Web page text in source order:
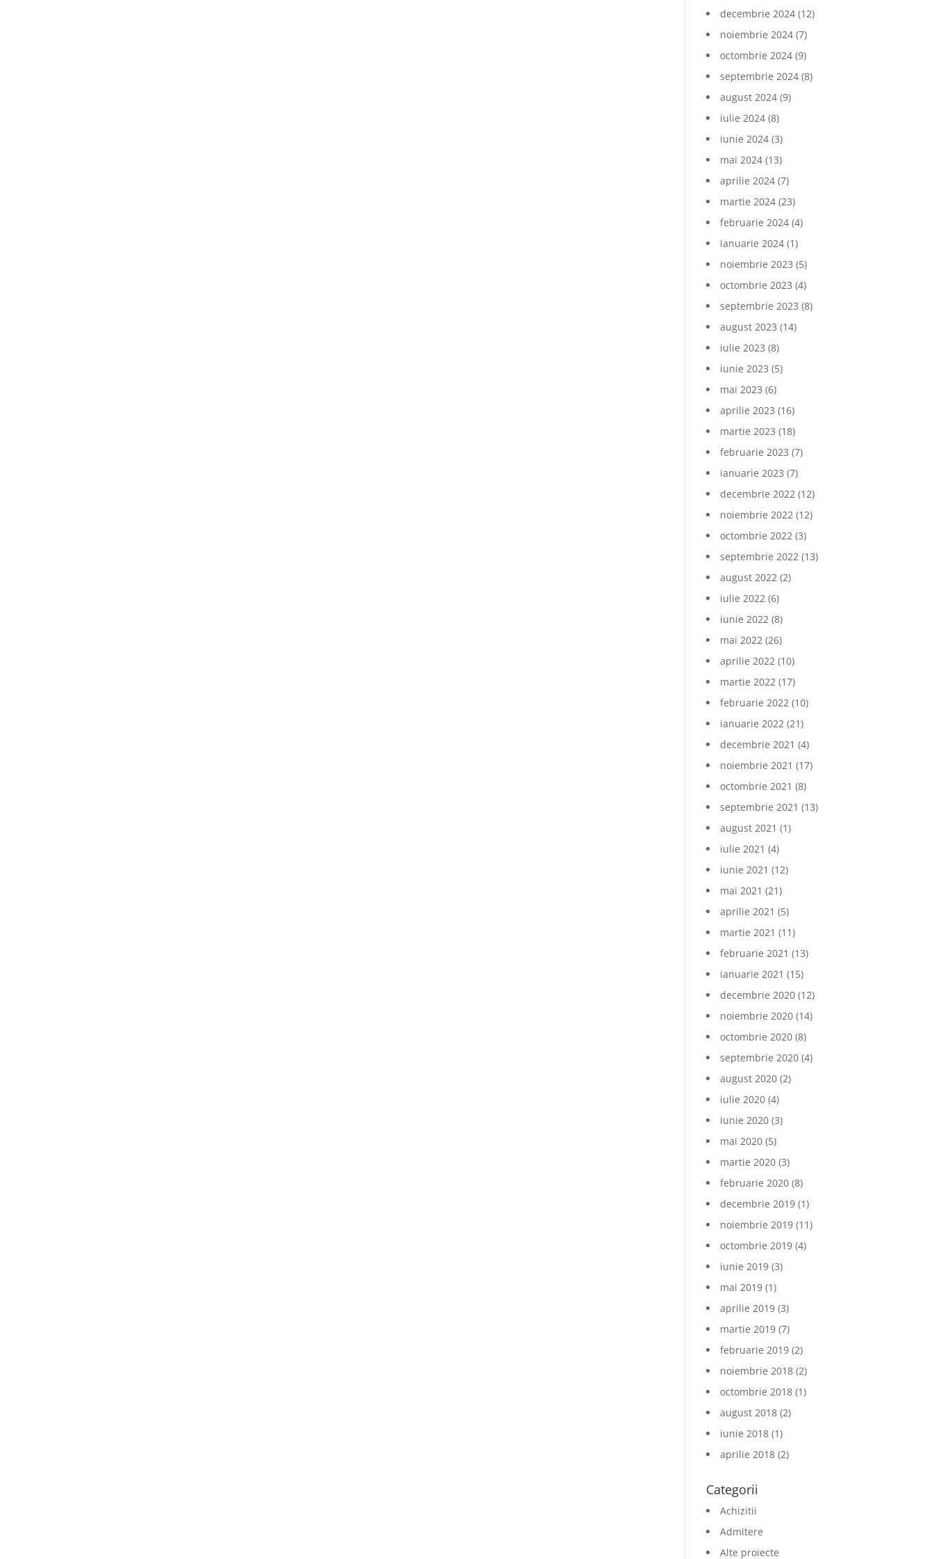
decembrie 2024 (12)
noiembrie 2024 (7)
octombrie 2024 (9)
septembrie 2024 (8)
august 2024 (9)
iulie 2024 (8)
iunie 2024 (3)
mai 2024 (13)
aprilie 2024 (7)
martie 2024 (23)
februarie 2024 (4)
ianuarie 2024 (1)
noiembrie 2023 (5)
octombrie 2023 (4)
septembrie 2023 (8)
august 2023 (14)
iulie 2023 (8)
iunie 2023 (5)
mai 2023 (6)
aprilie 2023 (16)
martie 2023 (18)
februarie 2023 (7)
ianuarie 2023 (7)
decembrie 2022 (12)
noiembrie 2022 (12)
octombrie 2022 (3)
septembrie 2022 (13)
august 2022 (2)
iulie 2022 (6)
iunie 2022 (8)
mai 2022 (26)
aprilie 2022 (10)
martie 2022 (17)
februarie 2022 (10)
ianuarie 2022 (21)
decembrie 2021 (4)
noiembrie 2021 (17)
octombrie 2021 (8)
septembrie 2021 (13)
august 2021 (1)
iulie 2021 (4)
iunie 2021 (12)
mai 2021 (21)
aprilie 2021 (5)
martie 2021 (11)
februarie 2021 (13)
ianuarie 2021 (15)
decembrie 2020 (12)
noiembrie 2020 (14)
octombrie 2020 (8)
septembrie 2020 (4)
august 2020 (2)
iulie 2020 (4)
iunie 2020 (3)
mai 2020 (5)
martie 2020 (3)
februarie 2020 (8)
decembrie 2019 (1)
noiembrie 2019 (11)
octombrie 2019 (4)
iunie 2019 (3)
mai 2019 (1)
aprilie 2019 (3)
martie 2019 (7)
februarie 2019 (2)
noiembrie 2018 (2)
octombrie 2018 (1)
august 2018 (2)
iunie 2018 (1)
aprilie 2018 (2)
Categorii
Achizitii
Admitere
Alte proiecte